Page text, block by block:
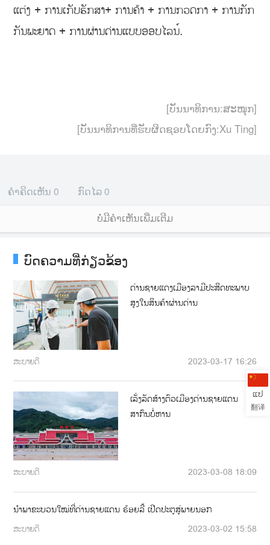
ແຕ່ງ + ການເກັບຮັກສາ+ ການຄ້າ + ການກວດກາ + ການກັກ
ກັນພະຍາດ + ການຜ່ານດ່ານແບບອອບໄລນ໌.
[ບັນນາທິການ:ສະໜຸກ]
[ບັນນາທິການທີ່ຮັບຜິດຊອບໂດຍກົງ:Xu Ting]
ຄຳຄິດເຫັນ 0 ກົດໄລ 0
ບໍ່ມີຄໍາເຫັນເພີ່ມເຕີມ
ບົດຄວາມທີ່ກ່ຽວຂ້ອງ
ດ່ານຊາຍແດງເມືອງລາມີປະສິດທະພາບ
ສູງໃນສິນຄ້າຜ່ານດ່ານ
ສະບາຍດີ 2023-03-17 16:26
ເລັ່ງລັດສ້າງຕົວເມືອງດ່ານຊາຍແດນ
ສາກົນບໍ່ຫານ
ສະບາຍດີ 2023-03-08 18:09
ນໍາພາຂະບວນໃໝ່ທີ່ດ່ານຊາຍແດນ ຣ້ອຍລີ້ ເປີດປະຕູສູ່ພາຍນອກ
ສະບາຍດີ 2023-03-02 15:58
ແປ
翻译